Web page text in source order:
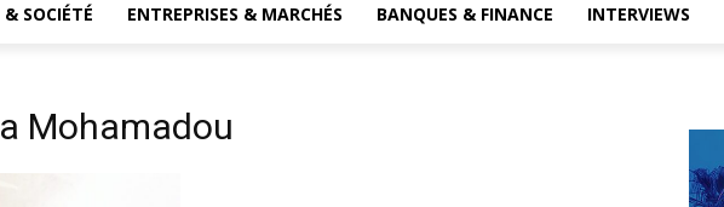
SOCIÉTÉ ENTREPRISES & MARCHÉS BANQUES & FINANCE INTERVIEWS
Mohamadou